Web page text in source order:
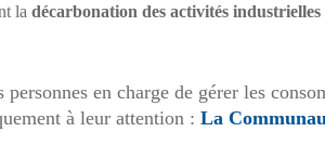
la décarbonation des activités industrielles
personnes en charge de gérer les
à leur attention : La